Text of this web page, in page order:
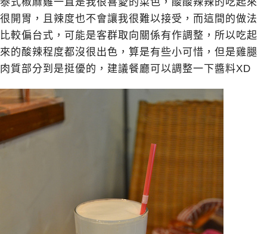
很開胃，且辣度也不會讓我很難以接受，而這間的做法
比較偏台式，可能是客群取向關係有作調整，所以吃起
來的酸辣程度都沒很出色，算是有些小可惜，但是雞腿
肉質部分到是挺優的，建議餐廳可以調整一下醬料XD